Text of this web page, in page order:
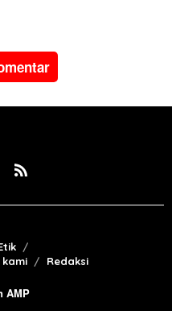
kami Redaksi
AMP